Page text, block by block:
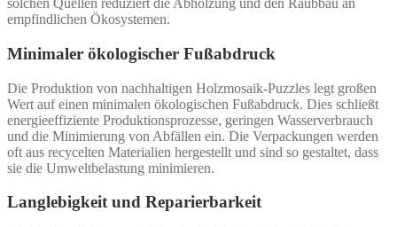
solchen Quellen reduziert die Abholzung und den Raubbau an
empfindlichen Ökosystemen.
Minimaler ökologischer Fußabdruck
Die Produktion von nachhaltigen Holzmosaik-Puzzles legt großen
Wert auf einen minimalen ökologischen Fußabdruck. Dies schließt
energieeffiziente Produktionsprozesse, geringen Wasserverbrauch
und die Minimierung von Abfällen ein. Die Verpackungen werden
oft aus recycelten Materialien hergestellt und sind so gestaltet, dass
sie die Umweltbelastung minimieren.
Langlebigkeit und Reparierbarkeit